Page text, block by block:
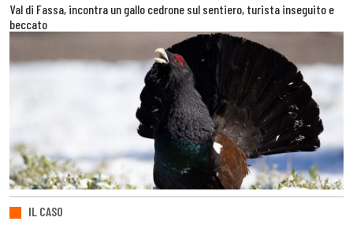
Val di Fassa, incontra un gallo cedrone sul sentiero, turista inseguito e
beccato
IL CASO